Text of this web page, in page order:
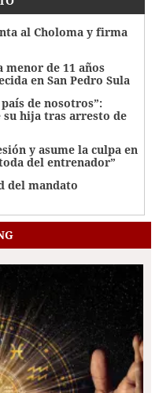
al Choloma y firma
menor de 11 años
en San Pedro Sula
de nosotros”:
su hija tras arresto de
y asume la culpa en
del entrenador”
del mandato